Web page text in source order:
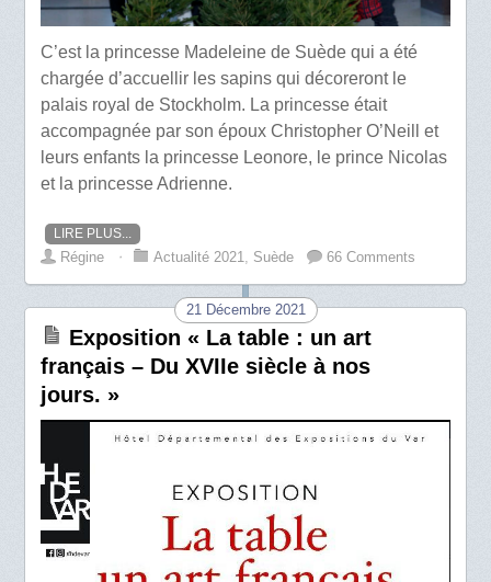
C’est la princesse Madeleine de Suède qui a été
chargée d’accuellir les sapins qui décoreront le
palais royal de Stockholm. La princesse était
accompagnée par son époux Christopher O’Neill et
leurs enfants la princesse Leonore, le prince Nicolas
et la princesse Adrienne.
LIRE PLUS...
Régine ⋅ Actualité 2021 Suède 66 Comments
21 Décembre 2021
Exposition « La table : un art
français – Du XVIIe siècle à nos
jours. »